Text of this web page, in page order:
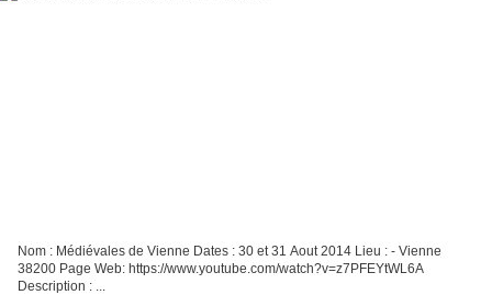
Nom : Médiévales de Vienne Dates : 30 et 31 Aout 2014 Lieu : - Vienne
38200 Page Web: https://www.youtube.com/watch?v=z7PFEYtWL6A
Description : ...